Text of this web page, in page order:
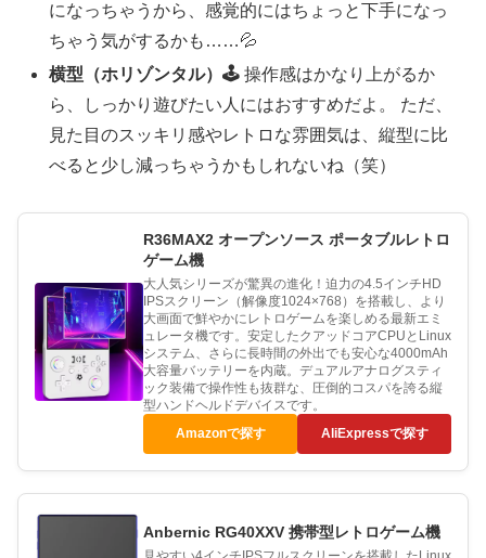
になっちゃうから、感覚的にはちょっと下手になっ
ちゃう気がするかも……💦
横型（ホリゾンタル）🕹️ 操作感はかなり上がるか
ら、しっかり遊びたい人にはおすすめだよ。 ただ、
見た目のスッキリ感やレトロな雰囲気は、縦型に比
べると少し減っちゃうかもしれないね（笑）
R36MAX2 オープンソース ポータブルレトロ
ゲーム機
大人気シリーズが驚異の進化！迫力の4.5インチHD
IPSスクリーン（解像度1024×768）を搭載し、より
大画面で鮮やかにレトロゲームを楽しめる最新エミ
ュレータ機です。安定したクアッドコアCPUとLinux
システム、さらに長時間の外出でも安心な4000mAh
大容量バッテリーを内蔵。デュアルアナログスティ
ック装備で操作性も抜群な、圧倒的コスパを誇る縦
型ハンドヘルドデバイスです。
Amazonで探す
AliExpressで探す
Anbernic RG40XXV 携帯型レトロゲーム機